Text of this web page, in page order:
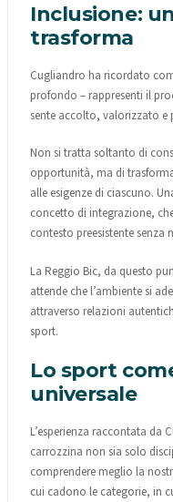
Inclusione:
trasforma
Cugliandro ha ricordato
profondo – rappresenti il
sente accolto, valorizzato e
Non si tratta soltanto di
opportunità, ma di
alle esigenze di ciascuno.
concetto di integrazione,
contesto preesistente senza
La Reggio Bic, da questo
attende che l’ambiente si
attraverso relazioni
sport.
Lo sport
universale
L’esperienza raccontata da
carrozzina non sia solo
comprendere meglio la
cui cadono le categorie, in